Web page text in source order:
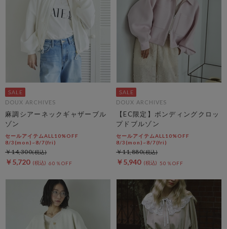
DOUX ARCHIVES
麻調シアーネックギャザーブル
ゾン
セールアイテムALL10%OFF
8/3(mon)~8/7(fri)
￥5,720 60％OFF
￥14,300
DOUX ARCHIVES
【EC限定】ボンディングクロッ
プドブルゾン
セールアイテムALL10%OFF
8/3(mon)~8/7(fri)
￥5,940 50％OFF
￥11,880